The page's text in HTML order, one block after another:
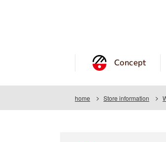
Concept
home Store information